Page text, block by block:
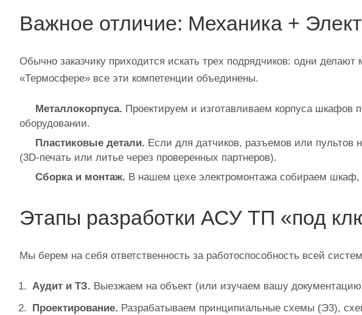
Важное отличие: Механика +
Обычно заказчику приходится искать трех подрядчиков: одни
«Термосфере» все эти компетенции объединены.
Металлокорпуса. Проектируем и изготавливаем корпуса
оборудовании.
Пластиковые детали. Если для датчиков, разъемов или пультов
(3D‑печать или литье через проверенных партнеров).
Сборка и монтаж. В нашем цехе электромонтажа собираем шкаф,
Этапы разработки АСУ ТП «под
Мы берем на себя ответственность за работоспособность всей
Аудит и ТЗ. Выезжаем на объект (или изучаем вашу
Проектирование. Разрабатываем принципиальные схемы (Э3),